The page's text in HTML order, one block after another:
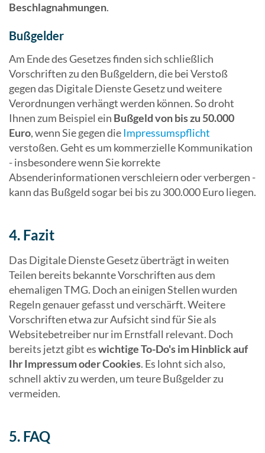
Beschlagnahmungen.
Bußgelder
Am Ende des Gesetzes finden sich schließlich
Vorschriften zu den Bußgeldern, die bei Verstoß
gegen das Digitale Dienste Gesetz und weitere
Verordnungen verhängt werden können. So droht
Ihnen zum Beispiel ein Bußgeld von bis zu 50.000
Euro, wenn Sie gegen dieImpressumspflicht
verstoßen. Geht es um kommerzielle Kommunikation
- insbesondere wenn Sie korrekte
Absenderinformationen verschleiern oder verbergen -
kann das Bußgeld sogar bei bis zu 300.000 Euro liegen.
4. Fazit
Das Digitale Dienste Gesetz überträgt in weiten
Teilen bereits bekannte Vorschriften aus dem
ehemaligen TMG. Doch an einigen Stellen wurden
Regeln genauer gefasst und verschärft. Weitere
Vorschriften etwa zur Aufsicht sind für Sie als
Websitebetreiber nur im Ernstfall relevant. Doch
bereits jetzt gibt eswichtige To-Do's im Hinblick auf
Ihr Impressum oder Cookies. Es lohnt sich also,
schnell aktiv zu werden, um teure Bußgelder zu
vermeiden.
5. FAQ